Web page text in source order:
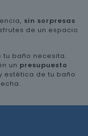
sin sorpresas
de un espacio
baño necesita.
un presupuesto
estética de tu baño